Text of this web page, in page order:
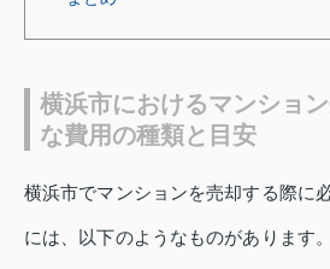
横浜市におけるマンショ
な費用の種類と目安
横浜市でマンションを売却する際に
には、以下のようなものがあります